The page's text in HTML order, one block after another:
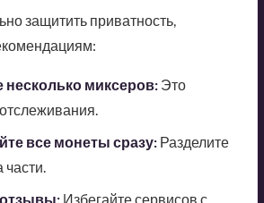
защитить приватность,
несколько миксеров:Это
все монеты сразу:Разделите
Избегайте сервисов с